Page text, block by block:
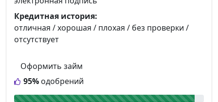
95% одобрений
Оформить займ
Кредитная история:
отличная / хорошая / плохая / без проверки /
отсутствует